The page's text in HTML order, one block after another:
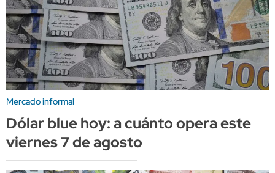
Mercado informal
Dólar blue hoy: a cuánto opera este
viernes 7 de agosto